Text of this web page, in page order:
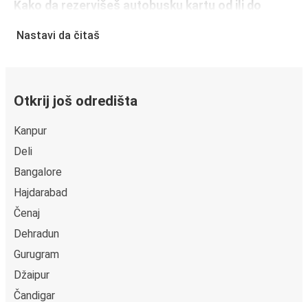
Kako da rezervišeš autobusku kartu od ili do
Bharwari (UP) onlajn, možeš da izabereš između različitih
sigurnih onlajn načina plaćanja, kao što su kreditna kartica,
Paypal, Google i Apple Pay. Druga mogućnost je da platiš
u gotovini u autobusu ili na prodajnom mestu.
Nastavi da čitaš
Otkrij još odredišta
Kanpur
Deli
Bangalore
Hajdarabad
Čenaj
Dehradun
Gurugram
Džaipur
Čandigar